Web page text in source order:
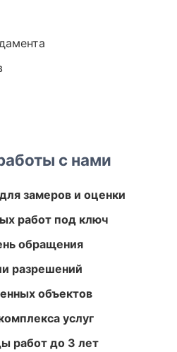
с нами
замеров и оценки
работ под ключ
обращения
разрешений
объектов
услуг
работ до 3 лет